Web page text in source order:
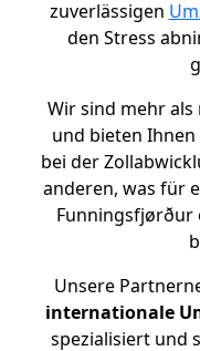
zuverlässigen
den Stress
Wir sind mehr
und bieten Ihnen
bei der
anderen, was für
Funningsfjørður
Unsere
internationale
spezialisiert und